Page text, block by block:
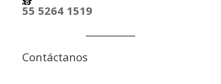
55 5264 1519
Contáctanos